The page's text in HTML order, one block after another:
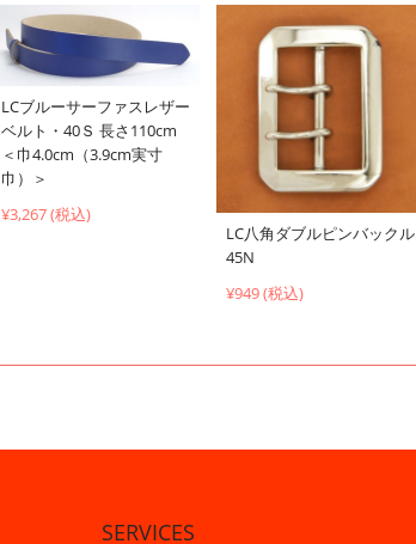
LCブルーサーファスレザー
ベルト・40Ｓ 長さ110cm
＜巾4.0cm（3.9cm実寸
巾）＞
¥3,267 (税込)
LC八角ダブルピンバックル
45N
¥949 (税込)
SERVICES